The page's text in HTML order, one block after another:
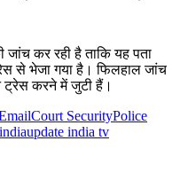
कर रही है ताकि यह पता
से भेजा गया है। फिलहाल जांच
करने में जुटी हैं।
Court SecurityPolice
update india tv